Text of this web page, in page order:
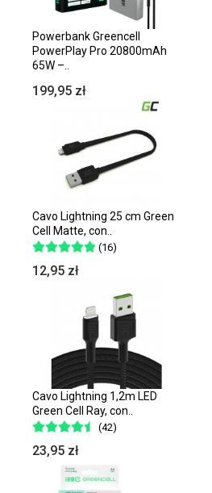
Powerbank Greencell
PowerPlay Pro 20800mAh
65W –..
199,95 zł
Cavo Lightning 25 cm Green
Cell Matte, con..
(16)
12,95 zł
Cavo Lightning 1,2m LED
Green Cell Ray, con..
(42)
23,95 zł